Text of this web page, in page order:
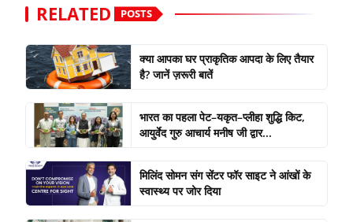
RELATED POSTS
क्या आपका घर प्राकृतिक आपदा के लिए तैयार
है? जानें ज़रूरी बातें
भारत का पहला पेट–यकृत–प्लीहा शुद्धि किट,
आयुर्वेद गुरु आचार्य मनीष जी द्वार...
मिलिंद सोमन संग सेंटर फॉर साइट ने आंखों के
स्वास्थ्य पर जोर दिया